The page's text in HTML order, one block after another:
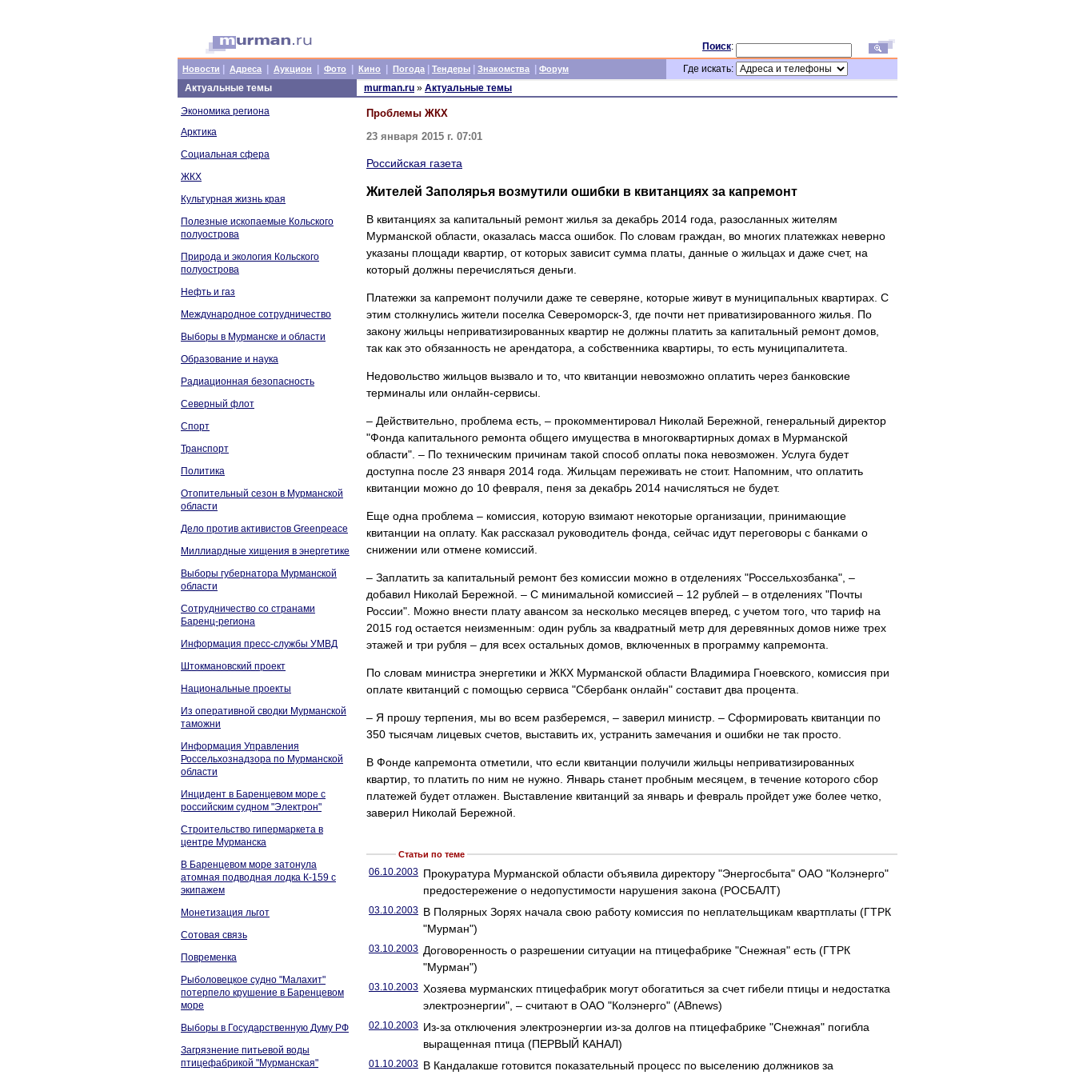
Поиск:
Новости Адреса Аукцион Фото Кино Погода Тендеры Знакомства Форум
Где искать:
Актуальные темы
Экономика региона
Арктика
Социальная сфера
ЖКХ
Культурная жизнь края
Полезные ископаемые Кольского
полуострова
Природа и экология Кольского
полуострова
Нефть и газ
Международное сотрудничество
Выборы в Мурманске и области
Образование и наука
Радиационная безопасность
Северный флот
Спорт
Транспорт
Политика
Отопительный сезон в Мурманской
области
Дело против активистов Greenpeace
Миллиардные хищения в энергетике
Выборы губернатора Мурманской
области
Сотрудничество со странами
Баренц-региона
Информация пресс-службы УМВД
Штокмановский проект
Национальные проекты
Из оперативной сводки Мурманской
таможни
Информация Управления
Россельхознадзора по Мурманской
области
Инцидент в Баренцевом море с
российским судном "Электрон"
Строительство гипермаркета в
центре Мурманска
В Баренцевом море затонула
атомная подводная лодка К-159 с
экипажем
Монетизация льгот
Сотовая связь
Повременка
Рыболовецкое судно "Малахит"
потерпело крушение в Баренцевом
море
Выборы в Государственную Думу РФ
Загрязнение питьевой воды
птицефабрикой "Мурманская"
murman.ru » Актуальные темы
Проблемы ЖКХ
23 января 2015 г. 07:01
Российская газета
Жителей Заполярья возмутили ошибки в квитанциях за капремонт
В квитанциях за капитальный ремонт жилья за декабрь 2014 года, разосланных жителям
Мурманской области, оказалась масса ошибок. По словам граждан, во многих платежках неверно
указаны площади квартир, от которых зависит сумма платы, данные о жильцах и даже счет, на
который должны перечисляться деньги.
Платежки за капремонт получили даже те северяне, которые живут в муниципальных квартирах. С
этим столкнулись жители поселка Североморск-3, где почти нет приватизированного жилья. По
закону жильцы неприватизированных квартир не должны платить за капитальный ремонт домов,
так как это обязанность не арендатора, а собственника квартиры, то есть муниципалитета.
Недовольство жильцов вызвало и то, что квитанции невозможно оплатить через банковские
терминалы или онлайн-сервисы.
– Действительно, проблема есть, – прокомментировал Николай Бережной, генеральный директор
"Фонда капитального ремонта общего имущества в многоквартирных домах в Мурманской
области". – По техническим причинам такой способ оплаты пока невозможен. Услуга будет
доступна после 23 января 2014 года. Жильцам переживать не стоит. Напомним, что оплатить
квитанции можно до 10 февраля, пеня за декабрь 2014 начисляться не будет.
Еще одна проблема – комиссия, которую взимают некоторые организации, принимающие
квитанции на оплату. Как рассказал руководитель фонда, сейчас идут переговоры с банками о
снижении или отмене комиссий.
– Заплатить за капитальный ремонт без комиссии можно в отделениях "Россельхозбанка", –
добавил Николай Бережной. – С минимальной комиссией – 12 рублей – в отделениях "Почты
России". Можно внести плату авансом за несколько месяцев вперед, с учетом того, что тариф на
2015 год остается неизменным: один рубль за квадратный метр для деревянных домов ниже трех
этажей и три рубля – для всех остальных домов, включенных в программу капремонта.
По словам министра энергетики и ЖКХ Мурманской области Владимира Гноевского, комиссия при
оплате квитанций с помощью сервиса "Сбербанк онлайн" составит два процента.
– Я прошу терпения, мы во всем разберемся, – заверил министр. – Сформировать квитанции по
350 тысячам лицевых счетов, выставить их, устранить замечания и ошибки не так просто.
В Фонде капремонта отметили, что если квитанции получили жильцы неприватизированных
квартир, то платить по ним не нужно. Январь станет пробным месяцем, в течение которого сбор
платежей будет отлажен. Выставление квитанций за январь и февраль пройдет уже более четко,
заверил Николай Бережной.
Статьи по теме
06.10.2003 Прокуратура Мурманской области объявила директору "Энергосбыта" ОАО "Колэнерго"
предостережение о недопустимости нарушения закона (РОСБАЛТ)
03.10.2003 В Полярных Зорях начала свою работу комиссия по неплательщикам квартплаты (ГТРК
"Мурман")
03.10.2003 Договоренность о разрешении ситуации на птицефабрике "Снежная" есть (ГТРК
"Мурман")
03.10.2003 Хозяева мурманских птицефабрик могут обогатиться за счет гибели птицы и недостатка
электроэнергии", – считают в ОАО "Колэнерго" (ABnews)
02.10.2003 Из-за отключения электроэнергии из-за долгов на птицефабрике "Снежная" погибла
выращенная птица (ПЕРВЫЙ КАНАЛ)
01.10.2003 В Кандалакше готовится показательный процесс по выселению должников за